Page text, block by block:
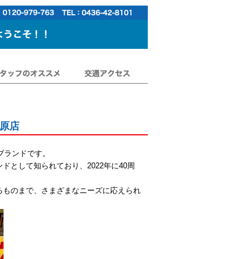
店
ンドです。
として知られており、2022年に40周
のまで、さまざまなニーズに応えられ